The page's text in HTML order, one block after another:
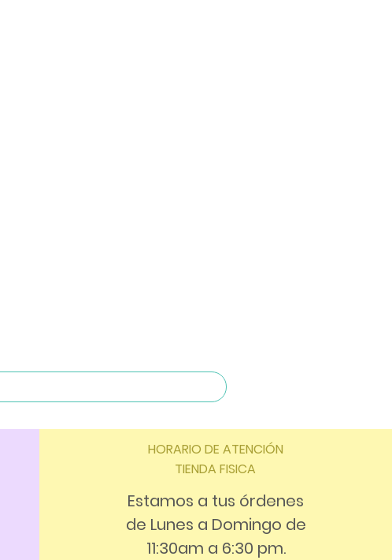
HORARIO DE ATENCIÓN
TIENDA FISICA
Estamos a tus órdenes
de Lunes a Domingo de
11:30am a 6:30 pm.